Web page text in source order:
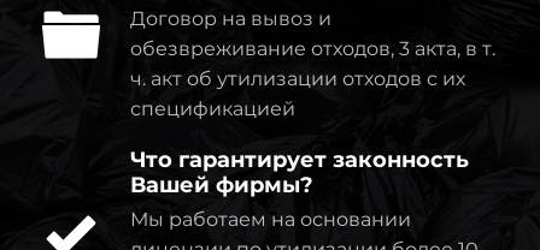
Договор на вывоз и
обезвреживание отходов, 3 акта, в т.
ч. акт об утилизации отходов с их
спецификацией
Что гарантирует законность
Вашей фирмы?
Мы работаем на основании